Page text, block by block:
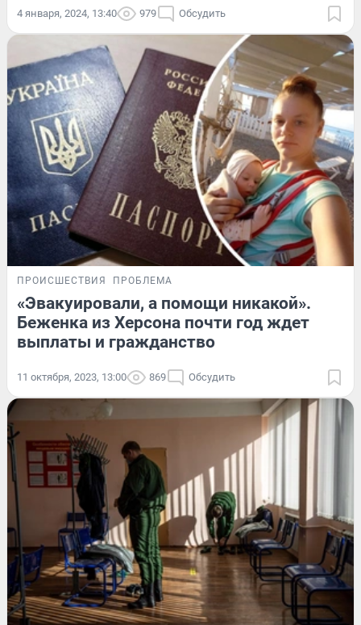
4 января, 2024, 13:40 979 Обсудить
ПРОИСШЕСТВИЯ ПРОБЛЕМА
«Эвакуировали, а помощи никакой».
Беженка из Херсона почти год ждет
выплаты и гражданство
11 октября, 2023, 13:00 869 Обсудить